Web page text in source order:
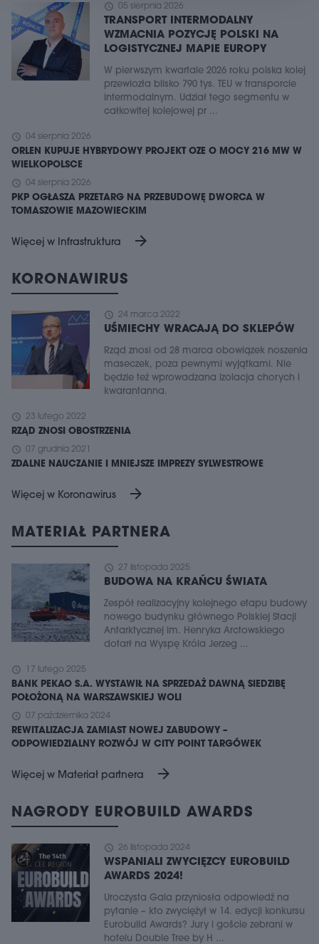
schedule 05 sierpnia 2026
TRANSPORT INTERMODALNY
WZMACNIA POZYCJĘ POLSKI NA
LOGISTYCZNEJ MAPIE EUROPY
W pierwszym kwartale 2026 roku polska kolej
przewiozła blisko 790 tys. TEU w transporcie
intermodalnym. Udział tego segmentu w
całkowitej kolejowej pr ...
schedule 04 sierpnia 2026
ORLEN KUPUJE HYBRYDOWY PROJEKT OZE O MOCY 216 MW W
WIELKOPOLSCE
schedule 04 sierpnia 2026
PKP OGŁASZA PRZETARG NA PRZEBUDOWĘ DWORCA W
TOMASZOWIE MAZOWIECKIM
Więcej w Infrastruktura arrow_forward
KORONAWIRUS
schedule 24 marca 2022
UŚMIECHY WRACAJĄ DO SKLEPÓW
Rząd znosi od 28 marca obowiązek noszenia
maseczek, poza pewnymi wyjątkami. Nie
będzie też wprowadzana izolacja chorych i
kwarantanna.
schedule 23 lutego 2022
RZĄD ZNOSI OBOSTRZENIA
schedule 07 grudnia 2021
ZDALNE NAUCZANIE I MNIEJSZE IMPREZY SYLWESTROWE
Więcej w Koronawirus arrow_forward
MATERIAŁ PARTNERA
schedule 27 listopada 2025
BUDOWA NA KRAŃCU ŚWIATA
Zespół realizacyjny kolejnego etapu budowy
nowego budynku głównego Polskiej Stacji
Antarktycznej im. Henryka Arctowskiego
dotarł na Wyspę Króla Jerzeg ...
schedule 17 lutego 2025
BANK PEKAO S.A. WYSTAWIŁ NA SPRZEDAŻ DAWNĄ SIEDZIBĘ
POŁOŻONĄ NA WARSZAWSKIEJ WOLI
schedule 07 października 2024
REWITALIZACJA ZAMIAST NOWEJ ZABUDOWY –
ODPOWIEDZIALNY ROZWÓJ W CITY POINT TARGÓWEK
Więcej w Materiał partnera arrow_forward
NAGRODY EUROBUILD AWARDS
schedule 26 listopada 2024
WSPANIALI ZWYCIĘZCY EUROBUILD
AWARDS 2024!
Uroczysta Gala przyniosła odpowiedź na
pytanie – kto zwyciężył w 14. edycji konkursu
Eurobuild Awards? Jury i goście zebrani w
hotelu Double Tree by H ...